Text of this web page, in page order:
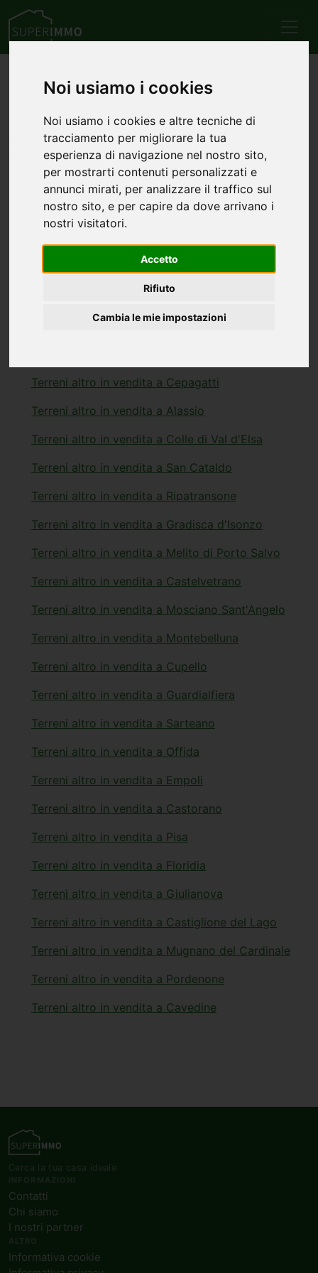
Noi usiamo i cookies
Noi usiamo i cookies e altre tecniche di
tracciamento per migliorare la tua
esperienza di navigazione nel nostro sito,
per mostrarti contenuti personalizzati e
annunci mirati, per analizzare il traffico sul
nostro sito, e per capire da dove arrivano i
nostri visitatori.
Accetto
Rifiuto
Cambia le mie impostazioni
Annunci di terreni altro
cerca l'immobile di tuo interessa tra l'elenco dei comuni
che hanno più annunci di terreni altro
Terreni altro in vendita a Campobasso
Terreni altro in vendita a Messina
Terreni altro in vendita a Grosseto
Terreni altro in vendita a Quartu Sant'Elena
Terreni altro in vendita a Cepagatti
Terreni altro in vendita a Alassio
Terreni altro in vendita a Colle di Val d'Elsa
Terreni altro in vendita a San Cataldo
Terreni altro in vendita a Ripatransone
Terreni altro in vendita a Gradisca d'Isonzo
Terreni altro in vendita a Melito di Porto Salvo
Terreni altro in vendita a Castelvetrano
Terreni altro in vendita a Mosciano Sant'Angelo
Terreni altro in vendita a Montebelluna
Terreni altro in vendita a Cupello
Terreni altro in vendita a Guardialfiera
Terreni altro in vendita a Sarteano
Terreni altro in vendita a Offida
Terreni altro in vendita a Empoli
Terreni altro in vendita a Castorano
Terreni altro in vendita a Pisa
Terreni altro in vendita a Floridia
Terreni altro in vendita a Giulianova
Terreni altro in vendita a Castiglione del Lago
Terreni altro in vendita a Mugnano del Cardinale
Terreni altro in vendita a Pordenone
Terreni altro in vendita a Cavedine
Cerca la tua casa ideale
Contatti
Chi siamo
I nostri partner
Informativa cookie